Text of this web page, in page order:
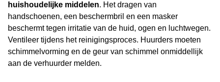
huishoudelijke middelen. Het dragen van
handschoenen, een beschermbril en een masker
beschermt tegen irritatie van de huid, ogen en luchtwegen.
Ventileer tijdens het reinigingsproces. Huurders moeten
schimmelvorming en de geur van schimmel onmiddellijk
aan de verhuurder melden.